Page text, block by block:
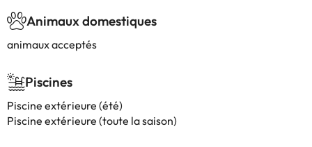
Animaux domestiques
animaux acceptés
Piscines
Piscine extérieure (été)
Piscine extérieure (toute la saison)